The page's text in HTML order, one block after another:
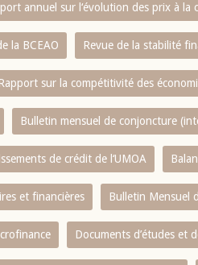
annuel sur l‘évolution des prix à la
la BCEAO Revue de la stabilité
sur la compétitivité des
Bulletin mensuel de conjoncture
de crédit de l‘UMOA
et financières Bulletin Mensuel
Documents d’études et